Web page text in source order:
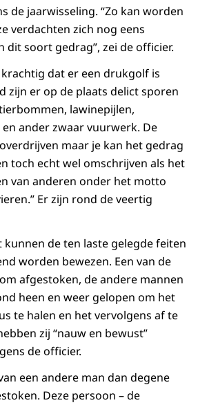
de jaarwisseling. “Zo kan worden
verdachten zich nog eens
dit soort gedrag”, zei de officier.
krachtig dat er een drukgolf is
zijn er op de plaats delict sporen
lawinepijlen,
ander zwaar vuurwerk. De
maar je kan het gedrag
toch echt wel omschrijven als het
van anderen onder het motto
Er zijn rond de veertig
de ten laste gelegde feiten
worden bewezen. Een van de
afgestoken, de andere mannen
heen en weer gelopen om het
te halen en het vervolgens af te
zij “nauw en bewust”
de officier.
een andere man dan degene
Deze persoon – de